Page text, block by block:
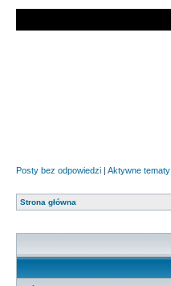
Posty bez odpowiedzi | Aktywne tematy
Strona główna